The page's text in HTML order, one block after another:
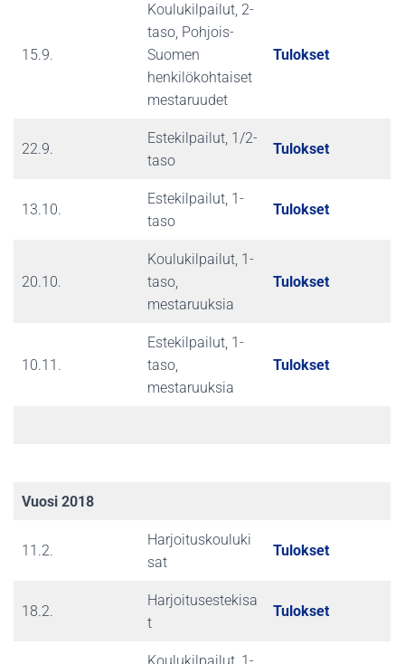
15.9.
Koulukilpailut, 2-
taso, Pohjois-
Suomen
henkilökohtaiset
mestaruudet
Tulokset
22.9.
Estekilpailut, 1/2-
taso
Tulokset
13.10.
Estekilpailut, 1-
taso
Tulokset
20.10.
Koulukilpailut, 1-
taso,
mestaruuksia
Tulokset
10.11.
Estekilpailut, 1-
taso,
mestaruuksia
Tulokset
Vuosi 2018
11.2.
Harjoituskouluki
sat
Tulokset
18.2.
Harjoitusestekisa
t
Tulokset